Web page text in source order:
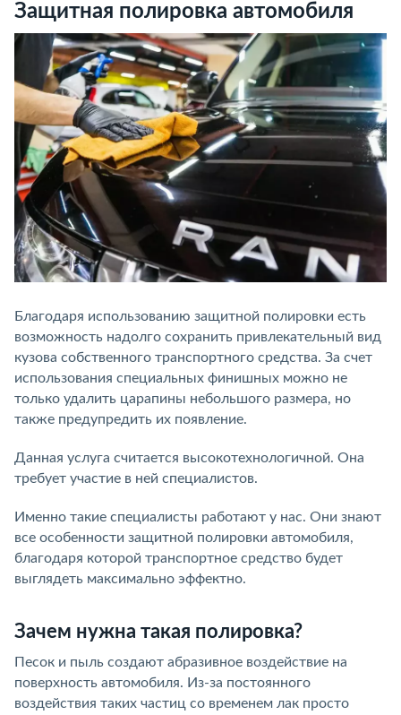
Защитная полировка автомобиля
Благодаря использованию защитной полировки есть
возможность надолго сохранить привлекательный вид
кузова собственного транспортного средства. За счет
использования специальных финишных можно не
только удалить царапины небольшого размера, но
также предупредить их появление.
Данная услуга считается высокотехнологичной. Она
требует участие в ней специалистов.
Именно такие специалисты работают у нас. Они знают
все особенности защитной полировки автомобиля,
благодаря которой транспортное средство будет
выглядеть максимально эффектно.
Зачем нужна такая полировка?
Песок и пыль создают абразивное воздействие на
поверхность автомобиля. Из-за постоянного
воздействия таких частиц со временем лак просто